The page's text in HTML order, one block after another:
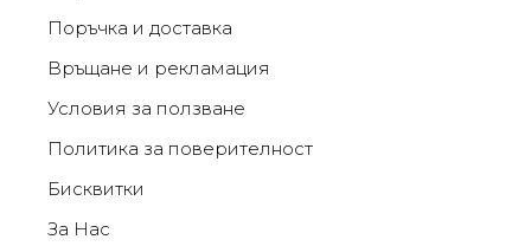
Поръчка и доставка
Връщане и рекламация
Условия за ползване
Политика за поверителност
Бисквитки
За Нас